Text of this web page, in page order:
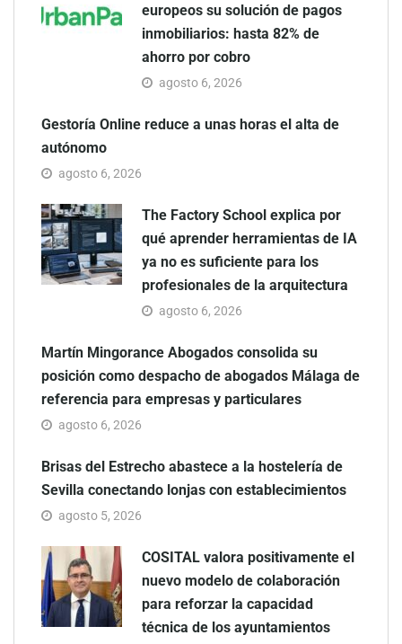
europeos su solución de pagos
inmobiliarios: hasta 82% de
ahorro por cobro
agosto 6, 2026
Gestoría Online reduce a unas horas el alta de
autónomo
agosto 6, 2026
The Factory School explica por
qué aprender herramientas de IA
ya no es suficiente para los
profesionales de la arquitectura
agosto 6, 2026
Martín Mingorance Abogados consolida su
posición como despacho de abogados Málaga de
referencia para empresas y particulares
agosto 6, 2026
Brisas del Estrecho abastece a la hostelería de
Sevilla conectando lonjas con establecimientos
agosto 5, 2026
COSITAL valora positivamente el
nuevo modelo de colaboración
para reforzar la capacidad
técnica de los ayuntamientos